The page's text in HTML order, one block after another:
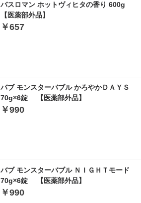
バスロマン ホットヴィヒタの香り 600g
【医薬部外品】
￥657
バブ モンスターバブル かろやかＤＡＹＳ
70g×6錠 【医薬部外品】
￥990
バブ モンスターバブル ＮＩＧＨＴモード
70g×6錠 【医薬部外品】
￥990